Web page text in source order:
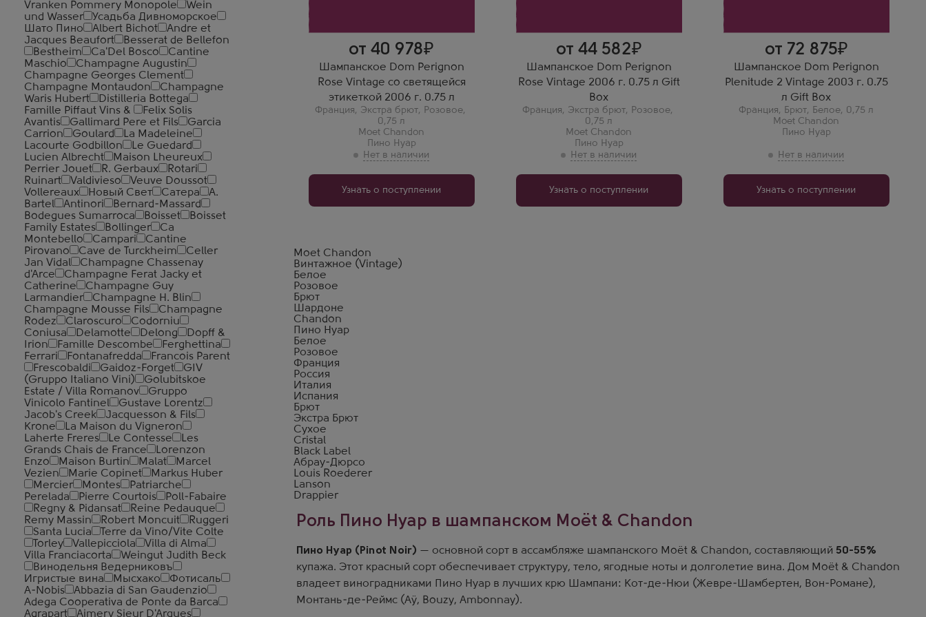
Vranken Pommery Monopole
Wein
und Wasser
Усадьба Дивноморское
Шато Пино
Albert Bichot
Andre et
Jacques Beaufort
Besserat de Bellefon
Bestheim
Ca'Del Bosco
Cantine
Maschio
Champagne Augustin
Champagne Georges Clement
Champagne Montaudon
Champagne
Waris Hubert
Distilleria Bottega
Famille Piffaut Vins &
Felix Solis
Avantis
Gallimard Pere et Fils
Garcia
Carrion
Goulard
La Madeleine
Lacourte Godbillon
Le Guedard
Lucien Albrecht
Maison Lheureux
Perrier Jouet
R. Gerbaux
Rotari
Ruinart
Valdivieso
Veuve Doussot
Vollereaux
Новый Свет Сатера
A.
Bartel
Antinori
Bernard-Massard
Bodegues Sumarroca
Boisset
Boisset
Family Estates
Bollinger
Ca
Montebello
Campari
Cantine
Pirovano
Cave de Turckheim
Celler
Jan Vidal
Champagne Chassenay
d'Arce
Champagne Ferat Jacky et
Catherine
Champagne Guy
Larmandier
Champagne H. Blin
Champagne Mousse Fils
Champagne
Rodez
Claroscuro
Codorniu
Coniusa
Delamotte Delong
Dopff &
Irion
Famille Descombe
Ferghettina
Ferrari
Fontanafredda
Francois Parent
Frescobaldi
Gaidoz-Forget
GIV
(Gruppo Italiano Vini)
Golubitskoe
Estate / Villa Romanov
Gruppo
Vinicolo Fantinel
Gustave Lorentz
Jacob's Creek
Jacquesson & Fils
Krone
La Maison du Vigneron
Laherte Freres
Le Contesse
Les
Grands Chais de France
Lorenzon
Enzo
Maison Burtin Malat
Marcel
Vezien
Marie Copinet
Markus Huber
Mercier
Montes
Patriarche
Perelada
Pierre Courtois
Poll-Fabaire
Regny & Pidansat
Reine Pedauque
Remy Massin
Robert Moncuit
Ruggeri
Santa Lucia
Terre da Vino/Vite Colte
Torley
Vallepicciola
Villa di Alma
Villa Franciacorta
Weingut Judith Beck
Винодельня Ведерниковъ
Игристые вина
Мысхако
Фотисаль
A-Nobis
Abbazia di San Gaudenzio
Adega Cooperativa de Ponte da Barca
Agrapart
Aimery Sieur D'Arques
от 40 978
Шампанское Dom Perignon
Rose Vintage co светящейся
этикеткой 2006 г. 0.75 л
Франция, Экстра брют, Розовое,
0,75 л
Moet Chandon
Пино Нуар
Узнать о поступлении
от 44 582
Шампанское Dom Perignon
Rose Vintage 2006 г. 0.75 л Gift
Box
Франция, Экстра брют, Розовое,
0,75 л
Moet Chandon
Пино Нуар
Шампань
Узнать о поступлении
от 72 875
Шампанское Dom Perignon
Plenitude 2 Vintage 2003 г. 0.75
л Gift Box
Франция, Брют, Белое, 0,75 л
Moet Chandon
Пино Нуар
Лидия
Комплексный, с нотами
трюфеля, груши и выпечки.
Открыли на значимую дату —
запомнится надолго.
Узнать о поступлении
Moet Chandon
Винтажное (Vintage)
Белое
Розовое
Брют
Шардоне
Chandon
Пино Нуар
Белое
Розовое
Франция
Россия
Италия
Испания
Брют
Экстра Брют
Сухое
Cristal
Black Label
Абрау-Дюрсо
Louis Roederer
Lanson
Drappier
Роль Пино Нуар в шампанском Moët & Chandon
Пино Нуар (Pinot Noir) — основной сорт в ассамбляже шампанского Moët & Chandon, составляющий 50-55%
купажа. Этот красный сорт обеспечивает структуру, тело, ягодные ноты и долголетие вина. Дом Moët & Chandon
владеет виноградниками Пино Нуар в лучших крю Шампани: Кот-де-Нюи (Жевре-Шамбертен, Вон-Романе),
Монтань-де-Реймс (Aÿ, Bouzy, Ambonnay).